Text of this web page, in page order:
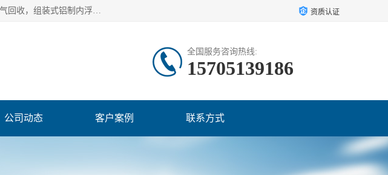
连云港爱德石化机械有限公司主要产品有：鹤管、旋转接头、密封圈、输油臂、储运定量装车系统及油气回收，组装式铝制内浮盘及油罐附件、钢结构栈桥/平台、活动梯、紧急脱离拉断阀等。完备的制造和检测手段以及高素质的员工确保了产品的质量。 资质认证
全国服务咨询热线:
15705139186
公司动态 客户案例 联系方式